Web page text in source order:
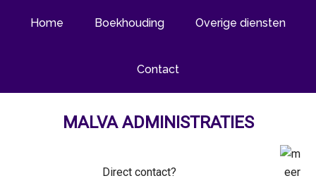
Home Boekhouding Overige diensten
Contact
MALVA ADMINISTRATIES
Direct contact?